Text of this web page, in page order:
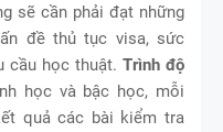
sẽ cần phải đạt những
đề thủ tục visa, sức
cầu học thuật. Trình độ
học và bậc học, mỗi
quả các bài kiểm tra